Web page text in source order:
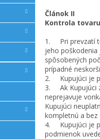
Článok II
Kontrola
1. Pri prevzatí
jeho
spôsobených
prípadné
2. Kupujúci je
3. Ak Kupujúci
neprejavuje
Kupujúci
kompletnú a bez
4. Kupujúci je
podmienok